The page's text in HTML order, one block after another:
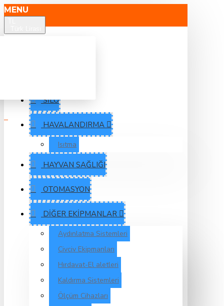
MENU
SILO
HAVALANDIRMA
Isıtma
HAYVAN SAĞLIĞI
OTOMASYON
DIĞER EKIPMANLAR
Aydınlatma Sistemleri
Civciv Ekipmanları
Hırdavat-El aletleri
Kaldırma Sistemleri
Ölçüm Cihazları